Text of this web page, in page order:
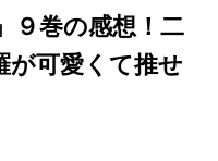
９巻の感想！二
が可愛くて推せ